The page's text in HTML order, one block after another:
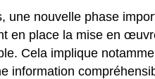
une nouvelle phase
en place la mise en
Cela implique
information